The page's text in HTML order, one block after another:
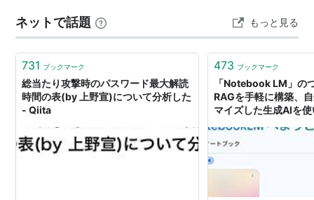
わかること 2027年春、とき宣が活動を終える なぜ
「今」終わるのか、誰も知らない 「解散」と「活動終
了」は、意味が…
ネットで話題 もっと見る
731 ブックマーク
総当たり攻撃時のパスワード最大解読
時間の表(by 上野宣)について分析した
- Qiita
473 ブックマーク
「Notebook LM」の
RAGを手軽に構築、
マイズした生成AIを